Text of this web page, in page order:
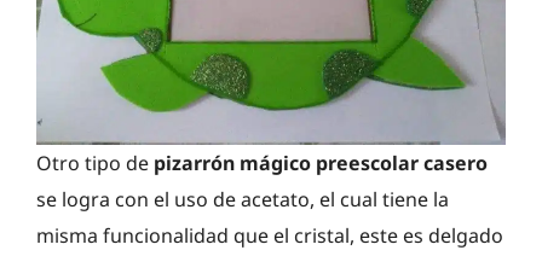
Otro tipo de pizarrón mágico preescolar casero
se logra con el uso de acetato, el cual tiene la
misma funcionalidad que el cristal, este es delgado